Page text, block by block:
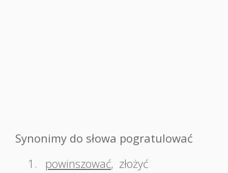
Synonimy do słowa pogratulować
1.
powinszować, złożyć